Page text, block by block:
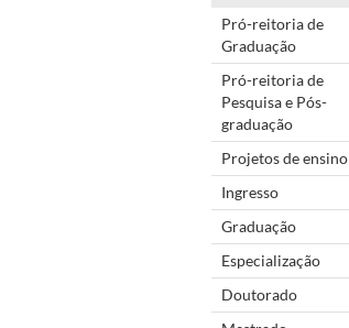
Pró-reitoria de
Graduação
Pró-reitoria de
Pesquisa e Pós-
graduação
Projetos de ensino
Ingresso
Graduação
Especialização
Doutorado